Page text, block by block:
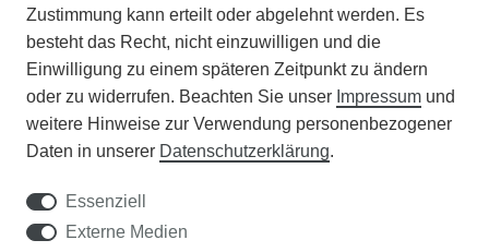
VERANSTALTUNGEN
APOTHEKERSCHRANK
WISSENSWERTES
DER WEG ZUM TRAUMRASEN
Zustimmung kann erteilt oder abgelehnt werden. Es
besteht das Recht, nicht einzuwilligen und die
Einwilligung zu einem späteren Zeitpunkt zu ändern
oder zu widerrufen. Beachten Sie unser Impressum und
weitere Hinweise zur Verwendung personenbezogener
Daten in unserer Daten­schutz­erklärung.
Essenziell
Externe Medien